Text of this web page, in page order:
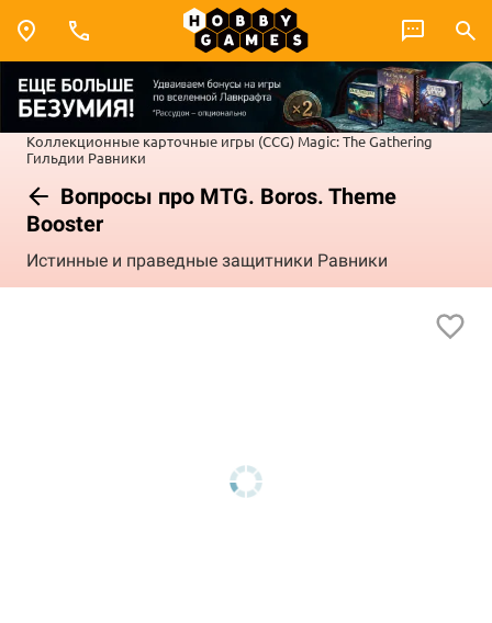
Коллекционные карточные игры (CCG) Magic: The Gathering
Гильдии Равники
Вопросы про MTG. Boros. Theme
Booster
Истинные и праведные защитники Равники